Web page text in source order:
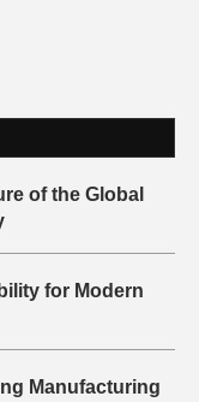
of the Global
for Modern
Manufacturing